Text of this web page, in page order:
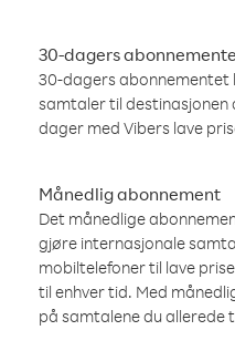
30-dagers
30-dagers
samtaler til destinasjonen
dager med Vibers lave
Månedlig abonnement
Det månedlige
gjøre internasjonale
mobiltelefoner til lave
til enhver tid. Med
på samtalene du allerede